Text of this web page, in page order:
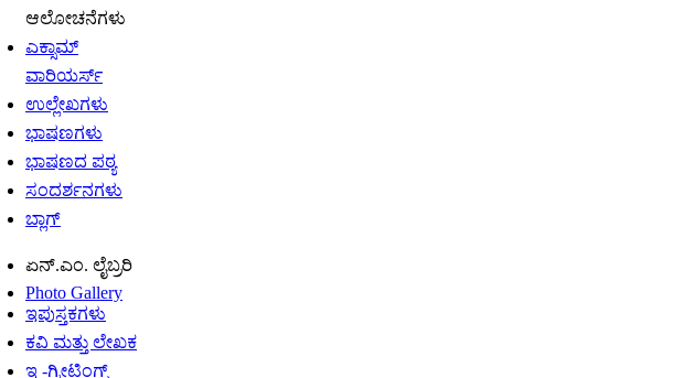
ಆಲೋಚನೆಗಳು
ಎಕ್ಸಾಮ್
ವಾರಿಯರ್ಸ್
ಉಲ್ಲೇಖಗಳು
ಭಾಷಣಗಳು
ಭಾಷಣದ ಪಠ್ಯ
ಸಂದರ್ಶನಗಳು
ಬ್ಲಾಗ್
ಏನ್.ಎಂ. ಲೈಬ್ರರಿ
Photo Gallery
ಇಪುಸ್ತಕಗಳು
ಕವಿ ಮತ್ತು ಲೇಖಕ
ಇ -ಗ್ರೀಟಿಂಗ್ಸ್